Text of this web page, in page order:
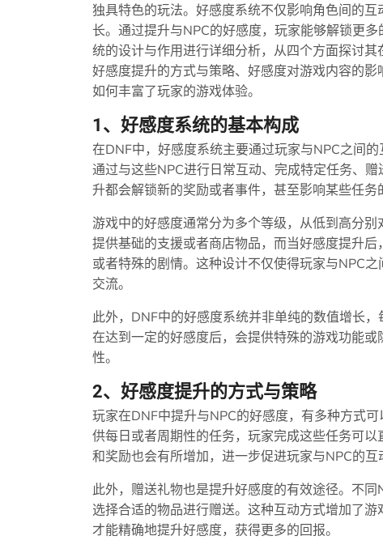
独具特色的玩法。好感度系统不仅影响角色间的
长。通过提升与NPC的好感度，玩家能够解锁更
统的设计与作用进行详细分析，从四个方面探讨
好感度提升的方式与策略、好感度对游戏内容的
如何丰富了玩家的游戏体验。
1、好感度系统的基本构成
在DNF中，好感度系统主要通过玩家与NPC之间
通过与这些NPC进行日常互动、完成特定任务、
升都会解锁新的奖励或者事件，甚至影响某些任务
游戏中的好感度通常分为多个等级，从低到高分
提供基础的支援或者商店物品，而当好感度提升
或者特殊的剧情。这种设计不仅使得玩家与NPC
交流。
此外，DNF中的好感度系统并非单纯的数值增长
在达到一定的好感度后，会提供特殊的游戏功能
性。
2、好感度提升的方式与策略
玩家在DNF中提升与NPC的好感度，有多种方式
供每日或者周期性的任务，玩家完成这些任务可
和奖励也会有所增加，进一步促进玩家与NPC的互
此外，赠送礼物也是提升好感度的有效途径。不
选择合适的物品进行赠送。这种互动方式增加了
才能精确地提升好感度，获得更多的回报。